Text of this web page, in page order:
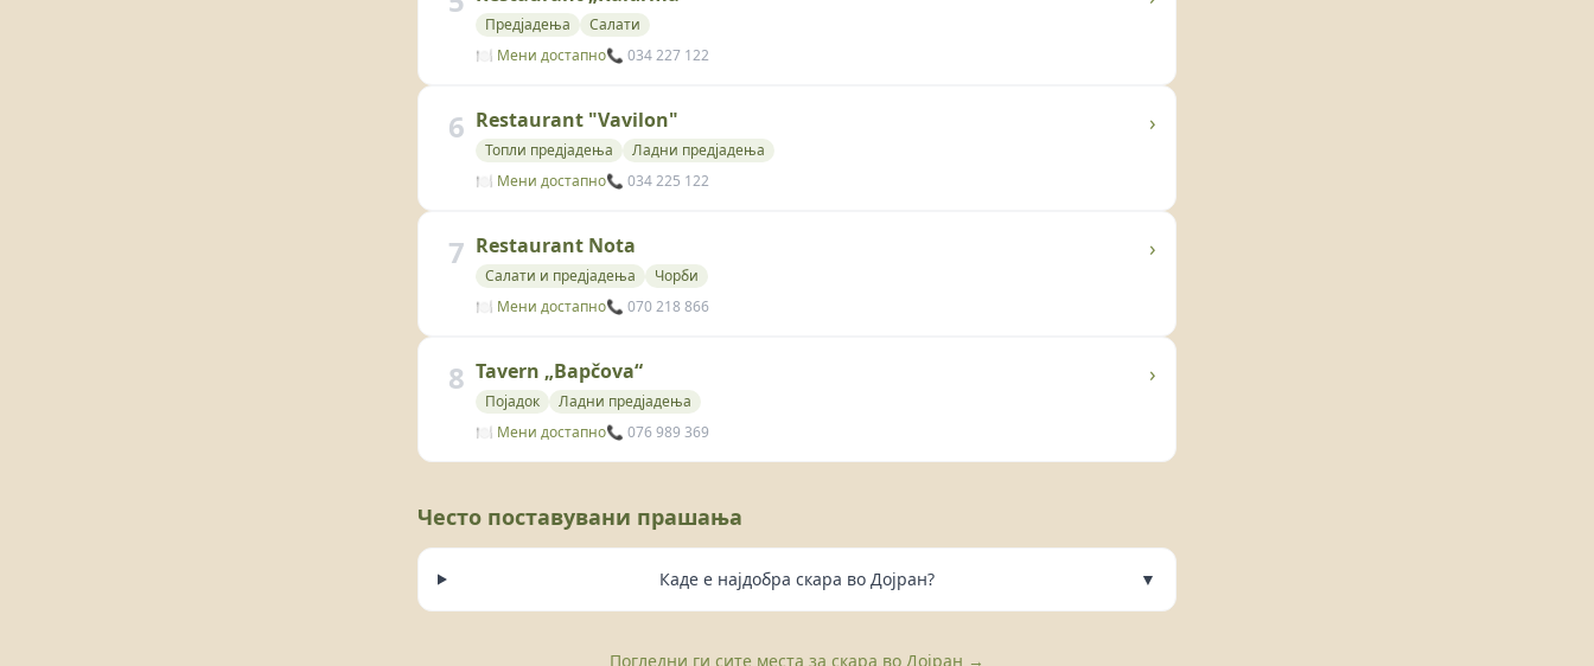
Предјадења
Салати
🍽️ Мени достапно📞 034 227 122
6 Restaurant "Vavilon"
Топли предјадења
Ладни предјадења
🍽️ Мени достапно📞 034 225 122
›
7 Restaurant Nota
Салати и предјадења
Чорби
🍽️ Мени достапно📞 070 218 866
›
8 Tavern „Bapčova“
Појадок
Ладни предјадења
🍽️ Мени достапно📞 076 989 369
›
Често поставувани прашања
Каде е најдобра скара во Дојран? ▼
Погледни ги сите места за скара во Дојран →